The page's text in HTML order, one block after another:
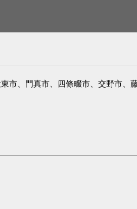
市、門真市、四條畷市、交野市、